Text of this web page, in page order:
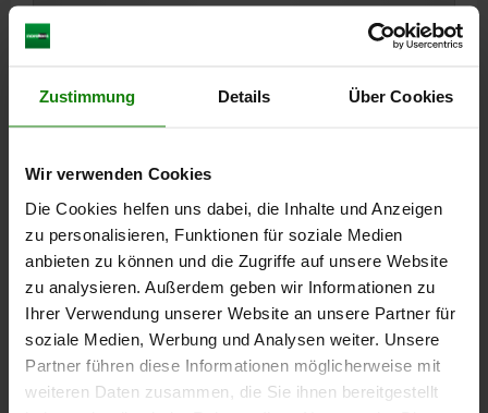
Zustimmung Details Über Cookies
Wir verwenden Cookies
Die Cookies helfen uns dabei, die Inhalte und Anzeigen
zu personalisieren, Funktionen für soziale Medien
anbieten zu können und die Zugriffe auf unsere Website
zu analysieren. Außerdem geben wir Informationen zu
Ihrer Verwendung unserer Website an unsere Partner für
soziale Medien, Werbung und Analysen weiter. Unsere
Partner führen diese Informationen möglicherweise mit
weiteren Daten zusammen, die Sie ihnen bereitgestellt
CRAMPON PLAQUEUR PLAT POUR RAINURE EN TÉ,
BN=16, L=48, B=25, H=10,5, ACIER, COMP:ACIER À
RESSORT
LARGEUR=25 B1=20 HAUTEUR=10,5 H1=7,5 H2=5
LONGUEUR=48 L1=25 L2=15 SW=4
LARGEUR DE LA RAINURE=16
F KN=4
COUPLE DE SERRAGE EN NM=9